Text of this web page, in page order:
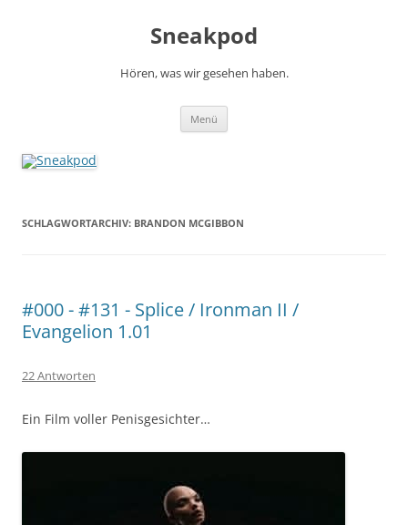
Sneakpod
Hören, was wir gesehen haben.
Menü
SCHLAGWORTARCHIV: BRANDON MCGIBBON
#000 - #131 - Splice / Ironman II /
Evangelion 1.01
22 Antworten
Ein Film voller Penisgesichter…